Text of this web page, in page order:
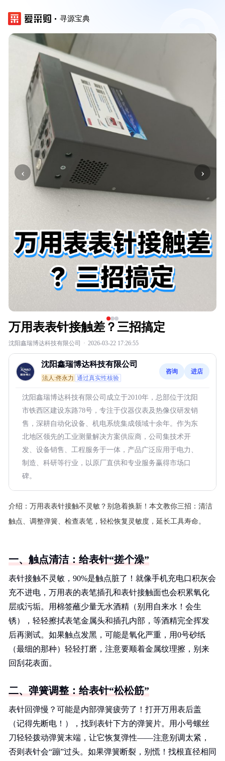
寻源宝典
‹ ›
万用表表针接触差？三招搞定
沈阳鑫瑞博达科技有限公司 · 2026-03-22 17:26:55
沈阳鑫瑞博达科技有限公司
法人:佟永力 通过真实性核验
咨询 进店
沈阳鑫瑞博达科技有限公司成立于2010年，总部位于沈阳
市铁西区建设东路78号，专注于仪器仪表及热像仪研发销
售，深耕自动化设备、机电系统集成领域十余年。作为东
北地区领先的工业测量解决方案供应商，公司集技术开
发、设备销售、工程服务于一体，产品广泛应用于电力、
制造、科研等行业，以原厂直供和专业服务赢得市场口
碑。
介绍： 万用表表针接触不灵敏？别急着换新！本文教你三招：清洁
触点、调整弹簧、检查表笔，轻松恢复灵敏度，延长工具寿命。
一、触点清洁：给表针“搓个澡”
表针接触不灵敏，90%是触点脏了！就像手机充电口积灰会
充不进电，万用表的表笔插孔和表针接触面也会积累氧化
层或污垢。用棉签蘸少量无水酒精（别用自来水！会生
锈），轻轻擦拭表笔金属头和插孔内部，等酒精完全挥发
后再测试。如果触点发黑，可能是氧化严重，用0号砂纸
（最细的那种）轻轻打磨，注意要顺着金属纹理擦，别来
回刮花表面。
二、弹簧调整：给表针“松松筋”
表针回弹慢？可能是内部弹簧疲劳了！打开万用表后盖
（记得先断电！），找到表针下方的弹簧片。用小号螺丝
刀轻轻拨动弹簧末端，让它恢复弹性——注意别调太紧，
否则表针会“蹦”过头。如果弹簧断裂，别慌！找根直径相同